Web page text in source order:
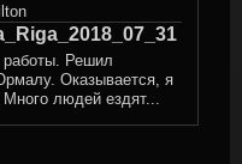
работы. Решил
Оказывается, я
людей ездят...